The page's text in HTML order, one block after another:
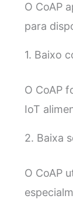
O CoAP
para
1. Baixo
O CoAP
IoT
2. Baixa
O CoAP